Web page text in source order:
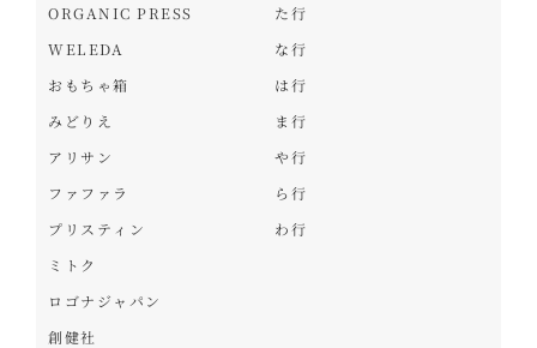
ORGANIC PRESS
WELEDA
おもちゃ箱
みどりえ
アリサン
ファファラ
プリスティン
ミトク
ロゴナジャパン
創健社
た行
な行
は行
ま行
や行
ら行
わ行